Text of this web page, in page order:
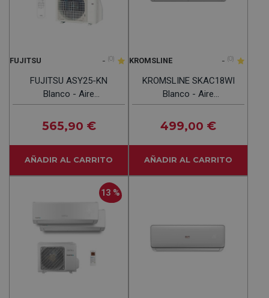
FUJITSU - (0)
FUJITSU ASY25-KN
Blanco - Aire
Acondicionado Split 2150
Frig Y 2400 Kcal
565,90 €
AÑADIR AL CARRITO
KROMSLINE - (0)
KROMSLINE SKAC18WI
Blanco - Aire
Acondicionado Split 4500
Frig Y 4500 Kcal
499,00 €
AÑADIR AL CARRITO
13 %